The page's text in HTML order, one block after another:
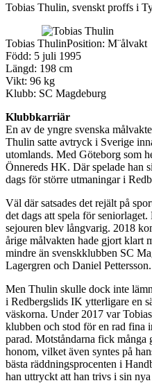
Tobias Thulin, svenskt proffs i
Tobias ThulinPosition: M¨ålvakt
Född: 5 juli 1995
Längd: 198 cm
Vikt: 96 kg
Klubb: SC Magdeburg
Klubbkarriär
En av de yngre svenska
Thulin satte avtryck i Sverige
utomlands. Med Göteborg som
Önnereds HK. Där spelade han
dags för större utmaningar i
Väl där satsades det rejält på
det dags att spela för
sejouren blev långvarig. 2018
årige målvakten hade gjort klart
mindre än svenskklubben SC
Lagergren och Daniel Pettersson.
Men Thulin skulle dock inte
i Redbergslids IK ytterligare en
väskorna. Under 2017 var
klubben och stod för en rad fina
parad. Motståndarna fick många
honom, vilket även syntes på
bästa räddningsprocenten i
han uttryckt att han trivs i sin